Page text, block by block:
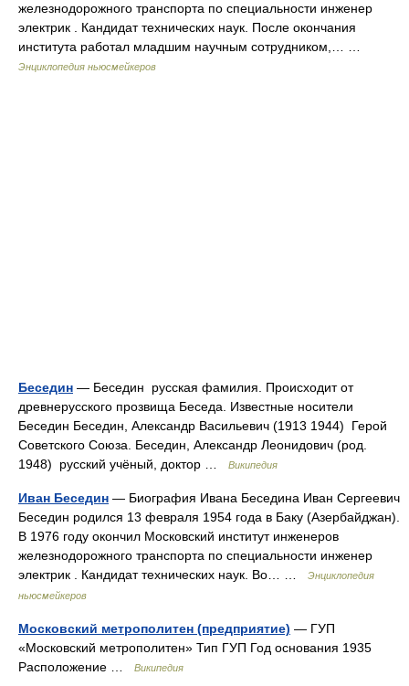
железнодорожного транспорта по специальности инженер
электрик . Кандидат технических наук. После окончания
института работал младшим научным сотрудником,… …
Энциклопедия ньюсмейкеров
Беседин — Беседин русская фамилия. Происходит от
древнерусского прозвища Беседа. Известные носители
Беседин Беседин, Александр Васильевич (1913 1944) Герой
Советского Союза. Беседин, Александр Леонидович (род.
1948) русский учёный, доктор …
Википедия
Иван Беседин — Биография Ивана Беседина Иван Сергеевич
Беседин родился 13 февраля 1954 года в Баку (Азербайджан).
В 1976 году окончил Московский институт инженеров
железнодорожного транспорта по специальности инженер
электрик . Кандидат технических наук. Во… …
Энциклопедия
ньюсмейкеров
Московский метрополитен (предприятие) — ГУП
«Московский метрополитен» Тип ГУП Год основания 1935
Расположение …
Википедия